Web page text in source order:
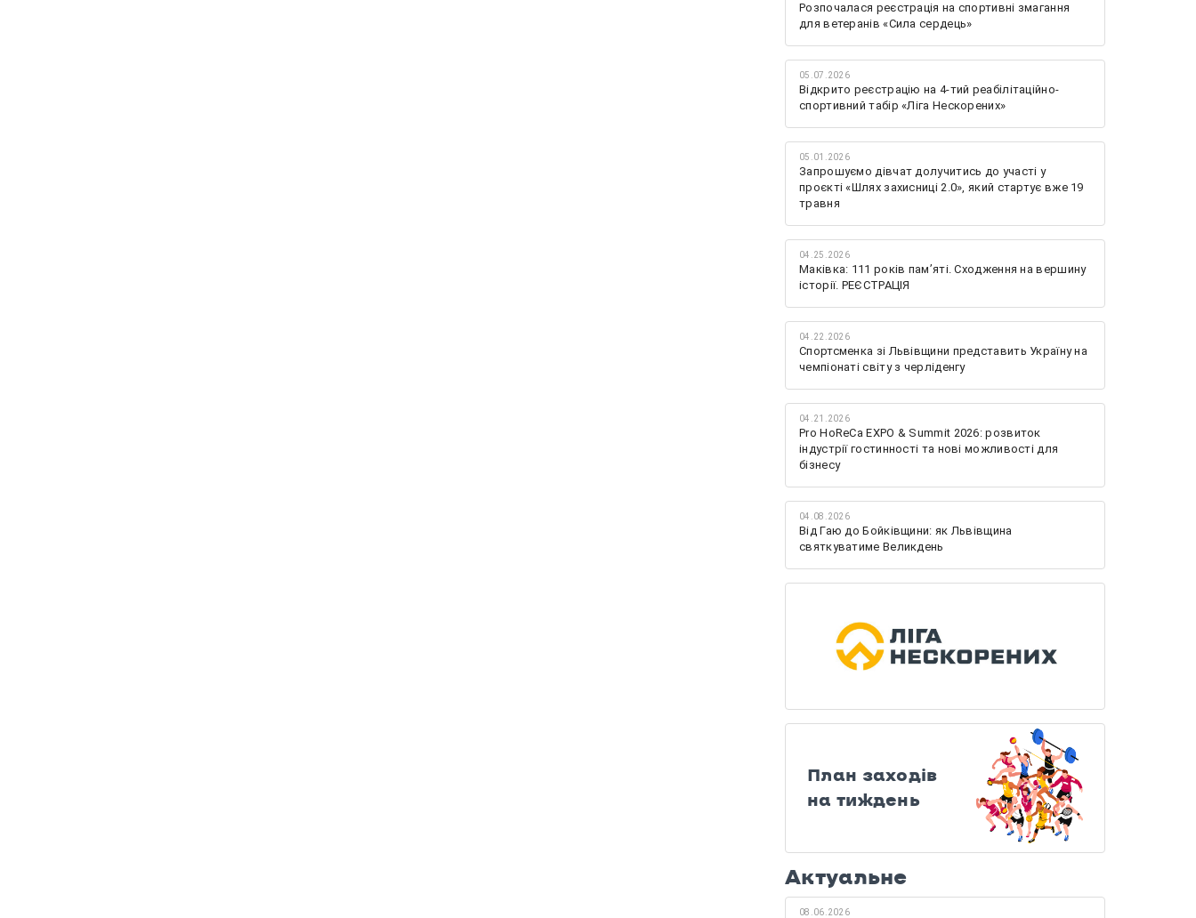
Розпочалася реєстрація на спортивні змагання
для ветеранів «Сила сердець»
05.07.2026
Відкрито реєстрацію на 4-тий реабілітаційно-
спортивний табір «Ліга Нескорених»
05.01.2026
Запрошуємо дівчат долучитись до участі у
проєкті «Шлях захисниці 2.0», який стартує вже 19
травня
04.25.2026
Маківка: 111 років пам’яті. Сходження на вершину
історії. РЕЄСТРАЦІЯ
04.22.2026
Спортсменка зі Львівщини представить Україну на
чемпіонаті світу з черліденгу
04.21.2026
Pro HoReCa EXPO & Summit 2026: розвиток
індустрії гостинності та нові можливості для
бізнесу
04.08.2026
Від Гаю до Бойківщини: як Львівщина
святкуватиме Великдень
План заходів
на тиждень
Актуальне
08.06.2026